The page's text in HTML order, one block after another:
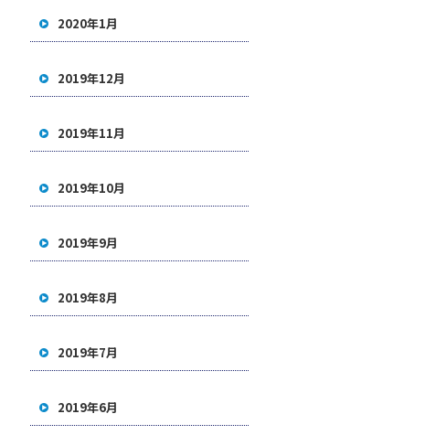
2020年1月
2019年12月
2019年11月
2019年10月
2019年9月
2019年8月
2019年7月
2019年6月